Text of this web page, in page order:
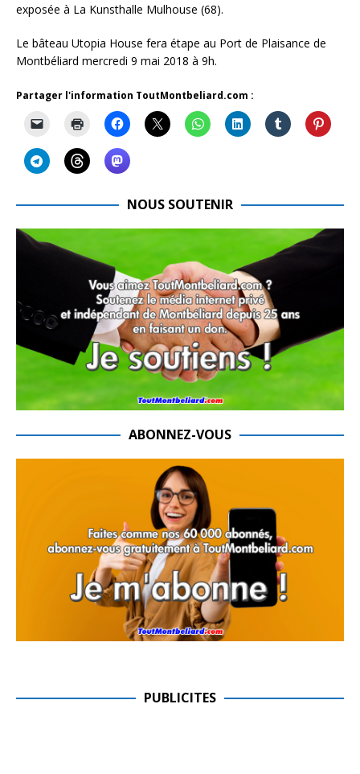
exposée à La Kunsthalle Mulhouse (68).
Le bâteau Utopia House fera étape au Port de Plaisance de
Montbéliard mercredi 9 mai 2018 à 9h.
Partager l'information ToutMontbeliard.com :
NOUS SOUTENIR
ABONNEZ-VOUS
PUBLICITES